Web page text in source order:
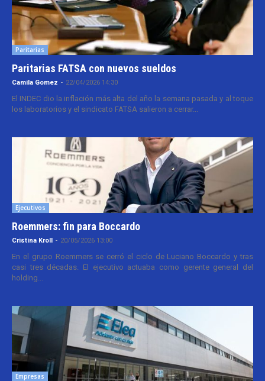
Paritarias
Paritarias FATSA con nuevos sueldos
Camila Gomez - 22/04/2026 14:30
El INDEC dio la inflación más alta del año la semana pasada y al toque
los laboratorios y el sindicato FATSA salieron a cerrar...
Ejecutivos
Roemmers: fin para Boccardo
Cristina Kroll - 20/05/2026 13:00
En el grupo Roemmers se cerró el ciclo de Luciano Boccardo y tras
casi tres décadas. El ejecutivo actuaba como gerente general del
holding...
Empresas